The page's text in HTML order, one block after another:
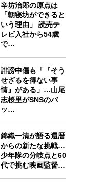
辛坊治郎の原点は
「朝寝坊ができると
いう理由」 読売テ
レビ入社から54歳
で…
誹謗中傷も「『そう
せざるを得ない事
情』がある」…山尾
志桜里がSNSのバ
ッ…
錦織一清が語る還暦
からの新たな挑戦…
少年隊の分岐点と60
代で挑む映画監督…